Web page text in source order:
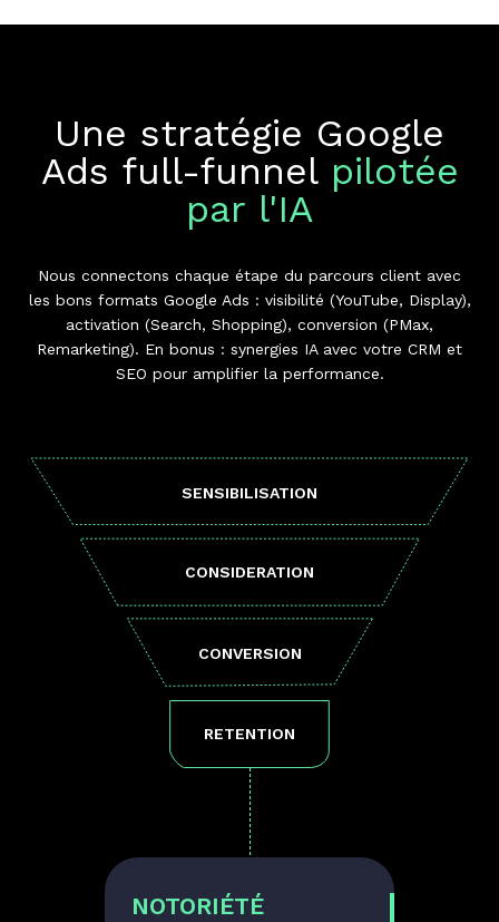
Une stratégie Google
Ads full-funnel pilotée
par l'IA
Nous connectons chaque étape du parcours client avec
les bons formats Google Ads : visibilité (YouTube, Display),
activation (Search, Shopping), conversion (PMax,
Remarketing). En bonus : synergies IA avec votre CRM et
SEO pour amplifier la performance.
SENSIBILISATION
CONSIDERATION
CONVERSION
RETENTION
NOTORIÉTÉ